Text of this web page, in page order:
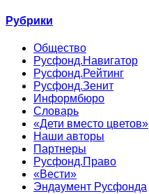
Рубрики
Общество
Русфонд.Навигатор
Русфонд.Рейтинг
Русфонд.Зенит
Информбюро
Словарь
«Дети вместо цветов»
Наши авторы
Партнеры
Русфонд.Право
«Вести»
Эндаумент Русфонда